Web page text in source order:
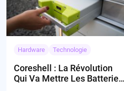
Hardware Technologie
Coreshell : La Révolution
Qui Va Mettre Les Batteries